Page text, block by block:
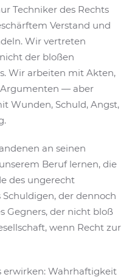
Techniker des Rechts
Verstand und
Wir vertreten
der bloßen
Wir arbeiten mit Akten,
Argumenten — aber
Wunden, Schuld, Angst,
an seinen
Beruf lernen, die
des ungerecht
der dennoch
Gegners, der nicht bloß
wenn Recht zur
erwirken: Wahrhaftigkeit